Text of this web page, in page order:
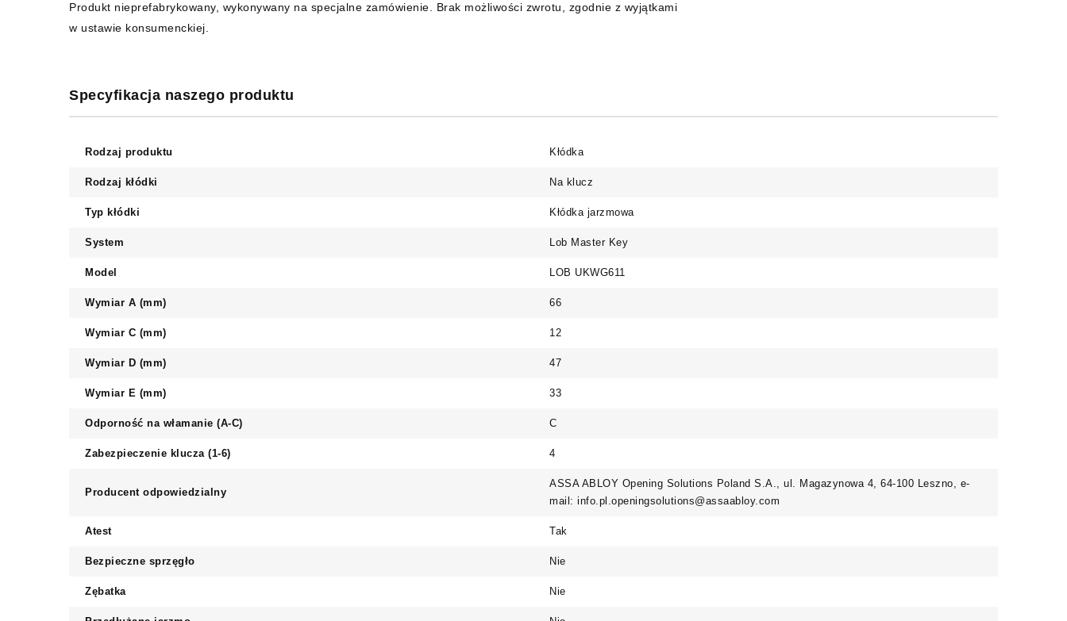
Produkt nieprefabrykowany, wykonywany na specjalne zamówienie. Brak możliwości zwrotu, zgodnie z wyjątkami
w ustawie konsumenckiej.
Specyfikacja naszego produktu
Rodzaj produktu Kłódka
Rodzaj kłódki Na klucz
Typ kłódki Kłódka jarzmowa
System Lob Master Key
Model LOB UKWG611
Wymiar A (mm) 66
Wymiar C (mm) 12
Wymiar D (mm) 47
Wymiar E (mm) 33
Odporność na włamanie (A-C) C
Zabezpieczenie klucza (1-6) 4
Producent odpowiedzialny
ASSA ABLOY Opening Solutions Poland S.A., ul. Magazynowa 4, 64-100 Leszno, e-
mail: info.pl.openingsolutions@assaabloy.com
Atest Tak
Bezpieczne sprzęgło Nie
Zębatka Nie